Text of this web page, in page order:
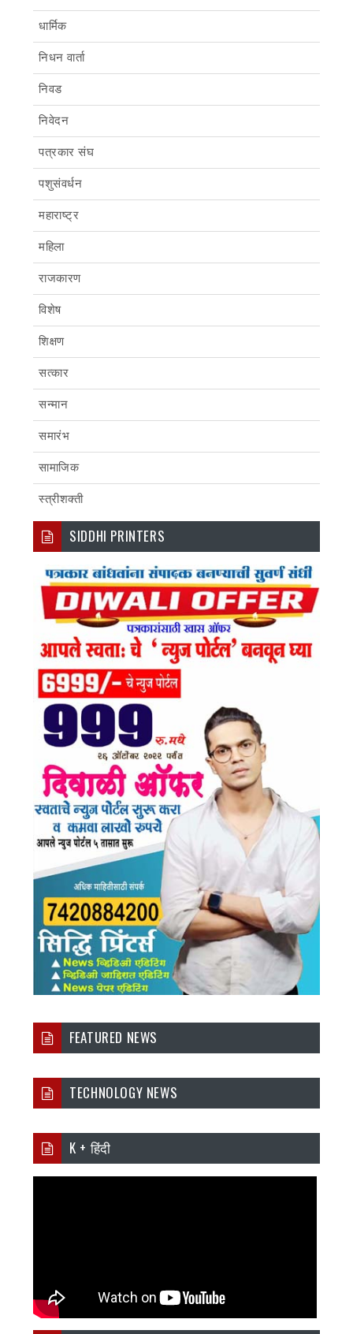
धार्मिक
निधन वार्ता
निवड
निवेदन
पत्रकार संघ
पशुसंवर्धन
महाराष्ट्र
महिला
राजकारण
विशेष
शिक्षण
सत्कार
सन्मान
समारंभ
सामाजिक
स्त्रीशक्ती
SIDDHI PRINTERS
FEATURED NEWS
TECHNOLOGY NEWS
K + हिंदी